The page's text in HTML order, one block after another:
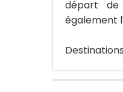
départ de
également